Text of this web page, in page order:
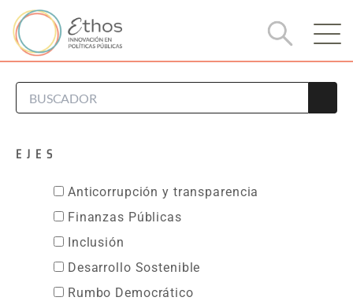
EJES
Anticorrupción y transparencia
Finanzas Públicas
Inclusión
Desarrollo Sostenible
Rumbo Democrático